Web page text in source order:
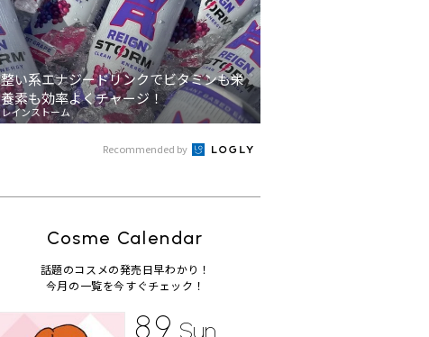
整い系エナジードリンクでビタミンも栄
養素も効率よくチャージ！
レインストーム
Recommended by
Cosme Calendar
話題のコスメの発売日早わかり！
今月の一覧を今すぐチェック！
8.9 Sun